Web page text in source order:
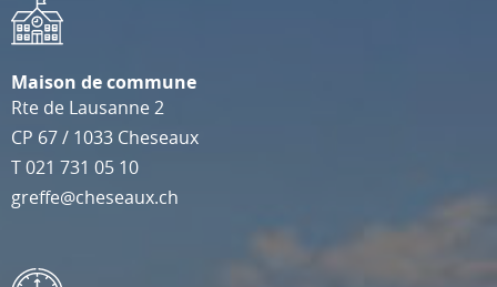
Maison de commune
Rte de Lausanne 2
CP 67/ 1033 Cheseaux
T021 731 05 10
greffe@cheseaux.ch